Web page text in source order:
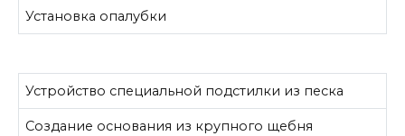
Установка опалубки
Устройство специальной подстилки из песка
Создание основания из крупного щебня